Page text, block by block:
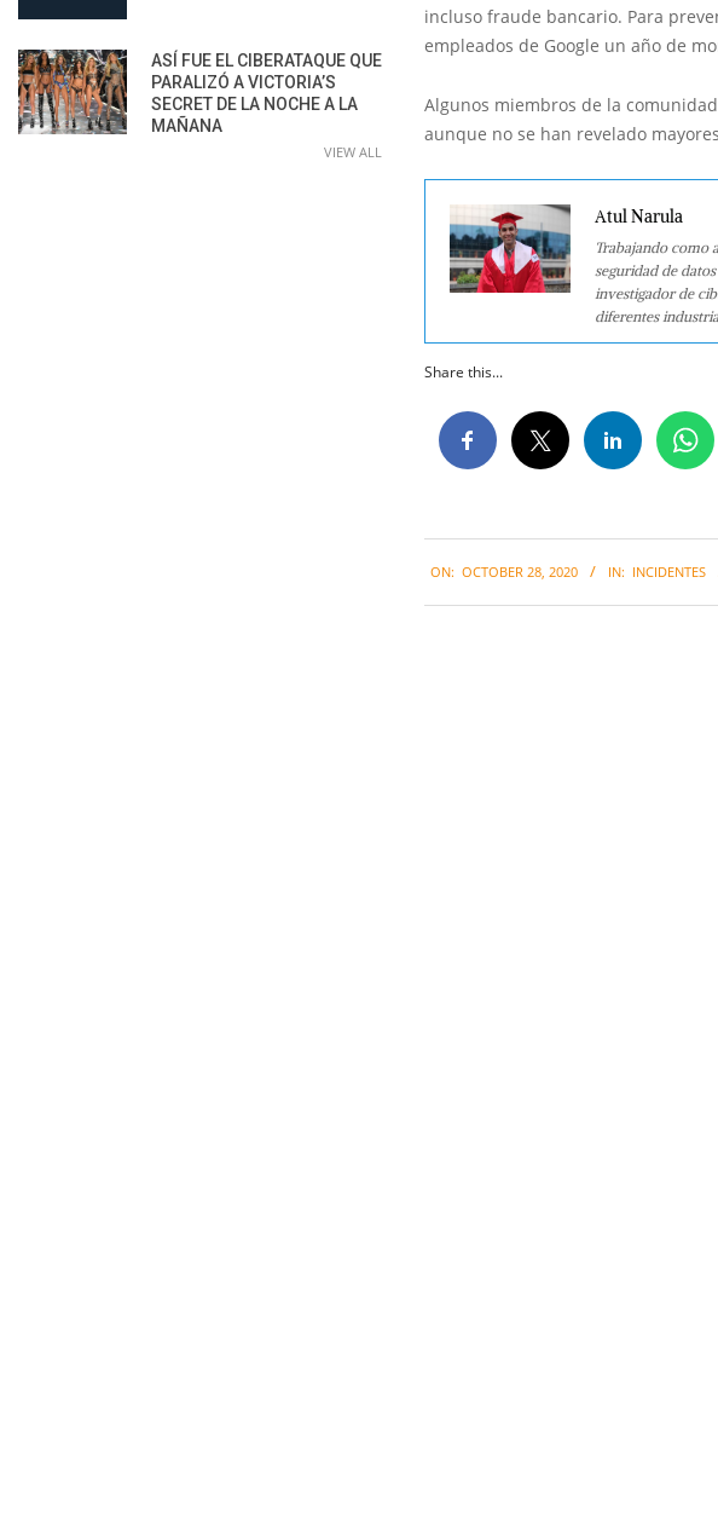
incluso fraude bancario. Para
empleados de Google un año de
Algunos miembros de la
aunque no se han revelado
Atul Narula
Trabajando como
seguridad de
investigador de
diferentes
Share this...
10-
28
ON: OCTOBER 28, 2020 IN: INCIDENTES
ASÍ FUE EL CIBERATAQUE QUE
PARALIZÓ A VICTORIA’S
SECRET DE LA NOCHE A LA
MAÑANA
VIEW ALL